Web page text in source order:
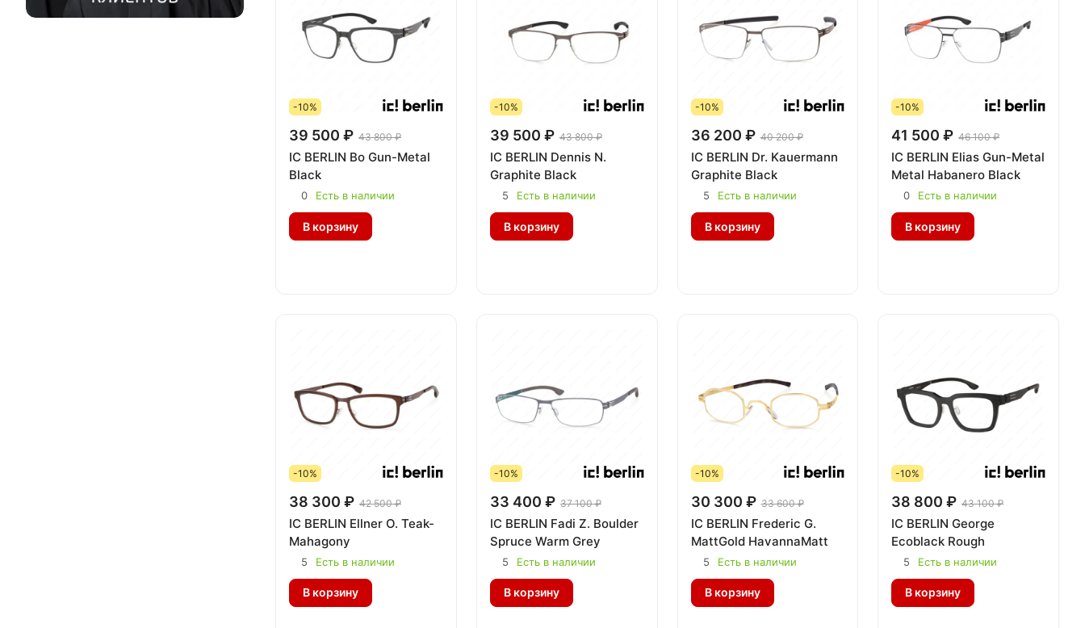
-10%
39 500 ₽ 43 800 ₽
IC BERLIN Bo Gun-Metal
Black
0 Есть в наличии
В корзину
-10%
39 500 ₽ 43 800 ₽
IC BERLIN Dennis N.
Graphite Black
5 Есть в наличии
В корзину
-10%
36 200 ₽ 40 200 ₽
IC BERLIN Dr. Kauermann
Graphite Black
5 Есть в наличии
В корзину
-10%
41 500 ₽ 46 100 ₽
IC BERLIN Elias Gun-Metal
Metal Habanero Black
0 Есть в наличии
В корзину
-10%
38 300 ₽ 42 500 ₽
IC BERLIN Ellner O. Teak-
Mahagony
5 Есть в наличии
В корзину
-10%
33 400 ₽ 37 100 ₽
IC BERLIN Fadi Z. Boulder
Spruce Warm Grey
5 Есть в наличии
В корзину
-10%
30 300 ₽ 33 600 ₽
IC BERLIN Frederic G.
MattGold HavannaMatt
5 Есть в наличии
В корзину
-10%
38 800 ₽ 43 100 ₽
IC BERLIN George
Ecoblack Rough
5 Есть в наличии
В корзину